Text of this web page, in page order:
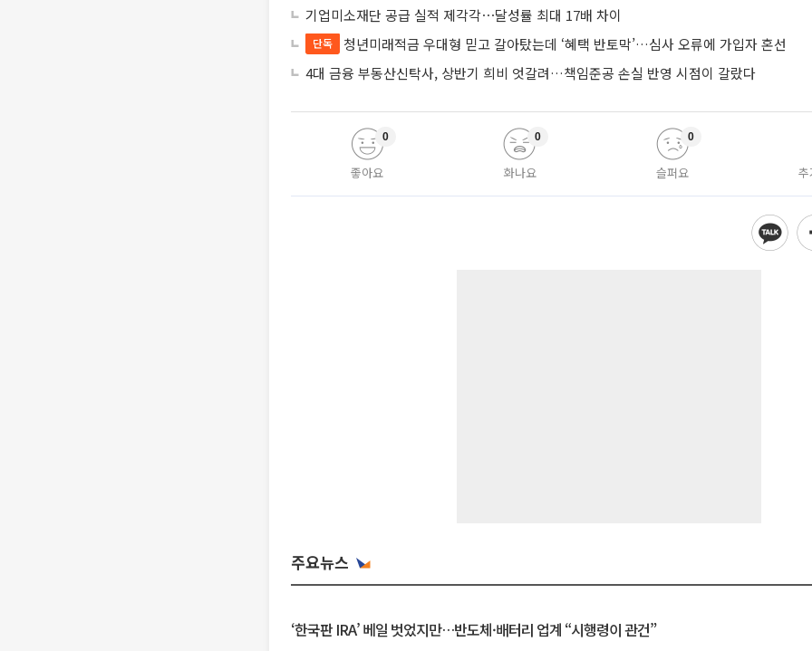
기업미소재단 공급 실적 제각각⋯달성률 최대 17배 차이
단독
청년미래적금 우대형 믿고 갈아탔는데 ‘혜택 반토막’…심사 오류에 가입자 혼선
4대 금융 부동산신탁사, 상반기 희비 엇갈려…책임준공 손실 반영 시점이 갈랐다
좋아요
0
화나요
0
슬퍼요
0
주요뉴스
‘한국판 IRA’ 베일 벗었지만…반도체·배터리 업계 “시행령이 관건”